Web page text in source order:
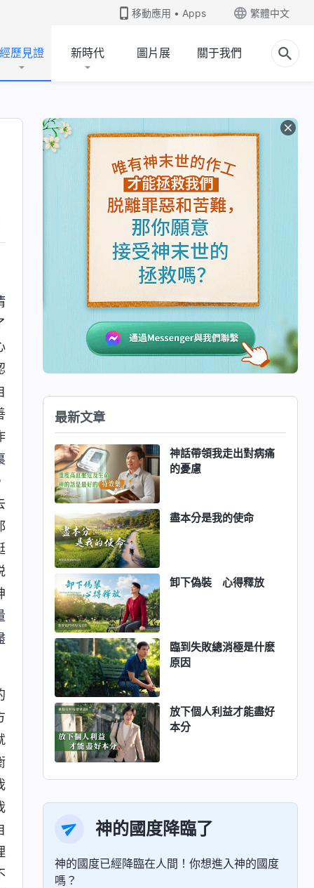
移動應用 • Apps 繁體中文
經歷見證 新時代 圖片展 關于我們
最新文章
神話帶領我走出對病痛
的憂慮
盡本分是我的使命
卸下偽裝 心得釋放
臨到失敗總消極是什麽
原因
放下個人利益才能盡好
本分
神的國度降臨了
神的國度已經降臨在人間！你想進入神的國度
嗎？